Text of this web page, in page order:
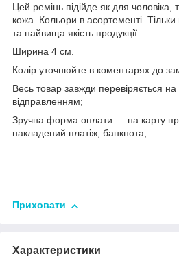
Цей ремінь підійде як для чоловіка,
кожа. Кольори в асортементі. Тільки
та найвища якість продукції.
Ширина 4 см.
Колір уточнюйте в коментарях до
Весь товар завжди перевіряється
відправленням;
Зручна форма оплати — на карту
накладений платіж, банкнота;
Приховати
Характеристики